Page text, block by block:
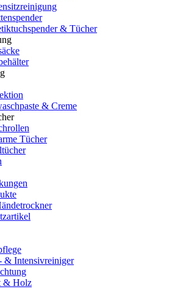
& Tücher
& Creme
Tücher
& Intensivreiniger
& Holz